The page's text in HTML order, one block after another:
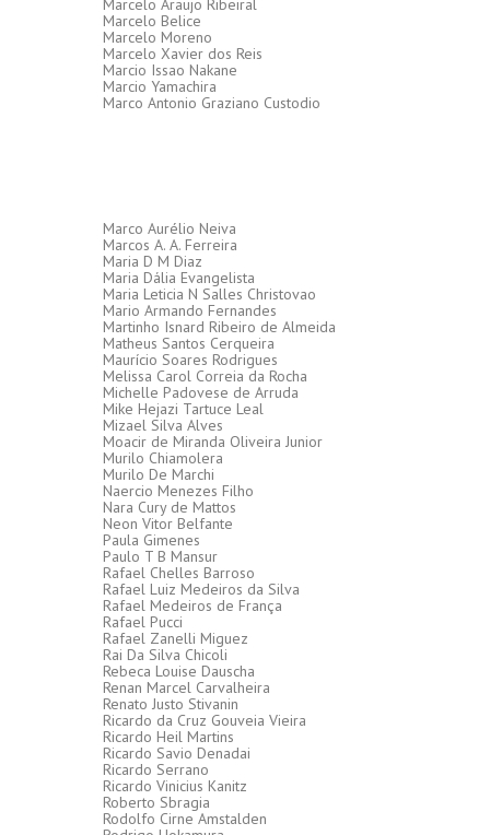
Marcelo Araujo Ribeiral
Marcelo Belice
Marcelo Moreno
Marcelo Xavier dos Reis
Marcio Issao Nakane
Marcio Yamachira
Marco Antonio Graziano Custodio
Marco Aurélio Neiva
Marcos A. A. Ferreira
Maria D M Diaz
Maria Dália Evangelista
Maria Leticia N Salles Christovao
Mario Armando Fernandes
Martinho Isnard Ribeiro de Almeida
Matheus Santos Cerqueira
Maurício Soares Rodrigues
Melissa Carol Correia da Rocha
Michelle Padovese de Arruda
Mike Hejazi Tartuce Leal
Mizael Silva Alves
Moacir de Miranda Oliveira Junior
Murilo Chiamolera
Murilo De Marchi
Naercio Menezes Filho
Nara Cury de Mattos
Neon Vitor Belfante
Paula Gimenes
Paulo T B Mansur
Rafael Chelles Barroso
Rafael Luiz Medeiros da Silva
Rafael Medeiros de França
Rafael Pucci
Rafael Zanelli Miguez
Rai Da Silva Chicoli
Rebeca Louise Dauscha
Renan Marcel Carvalheira
Renato Justo Stivanin
Ricardo da Cruz Gouveia Vieira
Ricardo Heil Martins
Ricardo Savio Denadai
Ricardo Serrano
Ricardo Vinicius Kanitz
Roberto Sbragia
Rodolfo Cirne Amstalden